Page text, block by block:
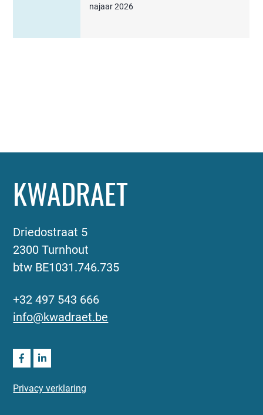
najaar 2026
KWADRAET
Driedostraat 5
2300 Turnhout
btw BE1031.746.735
+32 497 543 666
info@kwadraet.be
Privacy verklaring